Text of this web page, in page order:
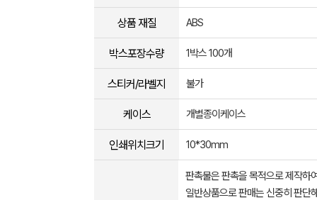
상품 재질 ABS
박스포장수량 1박스 100개
스티커/라벨지 불가
케이스 개별종이케이스
인쇄위치크기 10*30mm
판촉물은 판촉을 목적으로 제작하
일반상품으로 판매는 신중히 판단